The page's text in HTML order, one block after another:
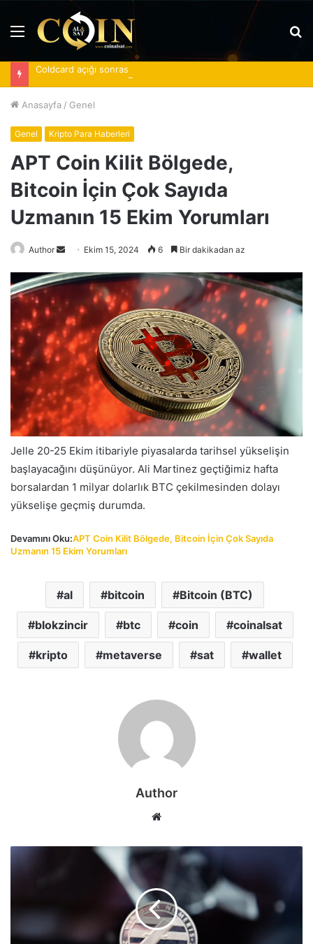
Menü
Anasayfa / Genel
Genel Kripto Para Haberleri
APT Coin Kilit Bölgede,
Bitcoin İçin Çok Sayıda
Uzmanın 15 Ekim Yorumları
Author
Bir
posta
göndermek
Ekim 15, 2024 6 Bir dakikadan az
Jelle 20-25 Ekim itibariyle piyasalarda tarihsel yükselişin
başlayacağını düşünüyor. Ali Martinez geçtiğimiz hafta
borsalardan 1 milyar dolarlık BTC çekilmesinden dolayı
yükselişe geçmiş durumda.
Devamını Oku:APT Coin Kilit Bölgede, Bitcoin İçin Çok Sayıda
Uzmanın 15 Ekim Yorumları
al bitcoin Bitcoin (BTC)
blokzincir btc coin coinalsat
kripto metaverse sat wallet
Author
Web